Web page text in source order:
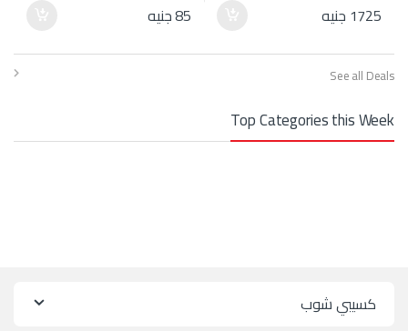
1725 جنيه 85جنيه
See all Deals
Top Categories this Week
كسيبي شوب